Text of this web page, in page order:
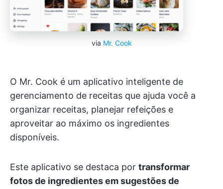
via Mr. Cook
O Mr. Cook é um aplicativo inteligente de
gerenciamento de receitas que ajuda você a
organizar receitas, planejar refeições e
aproveitar ao máximo os ingredientes
disponíveis.
Este aplicativo se destaca por transformar
fotos de ingredientes em sugestões de